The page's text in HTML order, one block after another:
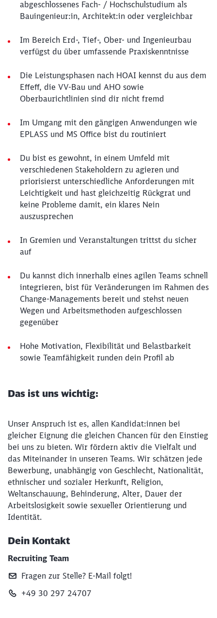
abgeschlossenes Fach- / Hochschulstudium als
Bauingenieur:in, Architekt:in oder vergleichbar
Im Bereich Erd-, Tief-, Ober- und Ingenieurbau
verfügst du über umfassende Praxiskenntnisse
Die Leistungsphasen nach HOAI kennst du aus dem
Effeff, die VV-Bau und AHO sowie
Oberbaurichtlinien sind dir nicht fremd
Im Umgang mit den gängigen Anwendungen wie
EPLASS und MS Office bist du routiniert
Du bist es gewohnt, in einem Umfeld mit
verschiedenen Stakeholdern zu agieren und
priorisierst unterschiedliche Anforderungen mit
Leichtigkeit und hast gleichzeitig Rückgrat und
keine Probleme damit, ein klares Nein
auszusprechen
In Gremien und Veranstaltungen trittst du sicher
auf
Du kannst dich innerhalb eines agilen Teams schnell
integrieren, bist für Veränderungen im Rahmen des
Change-Managements bereit und stehst neuen
Wegen und Arbeitsmethoden aufgeschlossen
gegenüber
Hohe Motivation, Flexibilität und Belastbarkeit
sowie Teamfähigkeit runden dein Profil ab
Das ist uns wichtig:
Unser Anspruch ist es, allen Kandidat:innen bei
gleicher Eignung die gleichen Chancen für den Einstieg
bei uns zu bieten. Wir fördern aktiv die Vielfalt und
das Miteinander in unseren Teams. Wir schätzen jede
Bewerbung, unabhängig von Geschlecht, Nationalität,
ethnischer und sozialer Herkunft, Religion,
Weltanschauung, Behinderung, Alter, Dauer der
Arbeitslosigkeit sowie sexueller Orientierung und
Identität.
Dein Kontakt
Recruiting Team
Fragen zur Stelle? E‑Mail folgt!
+49 30 297 24707